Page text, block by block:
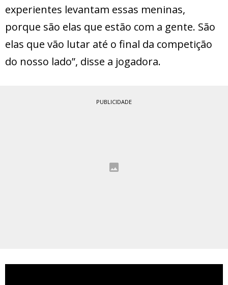
experientes levantam essas meninas,
porque são elas que estão com a gente. São
elas que vão lutar até o final da competição
do nosso lado”, disse a jogadora.
PUBLICIDADE